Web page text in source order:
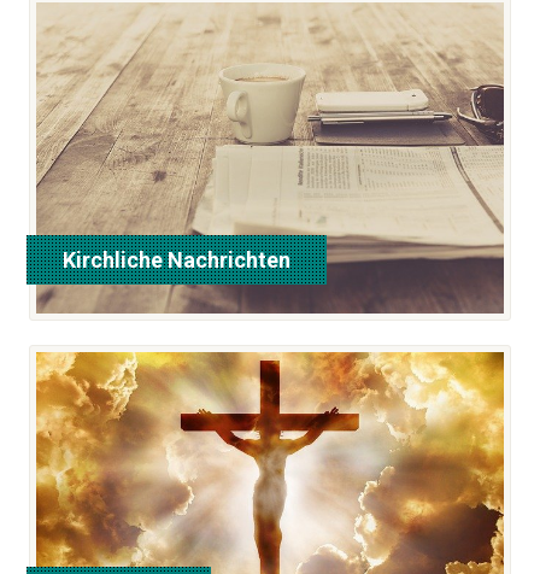
Katholische
Kirchliche Nachrichten
hier klicken